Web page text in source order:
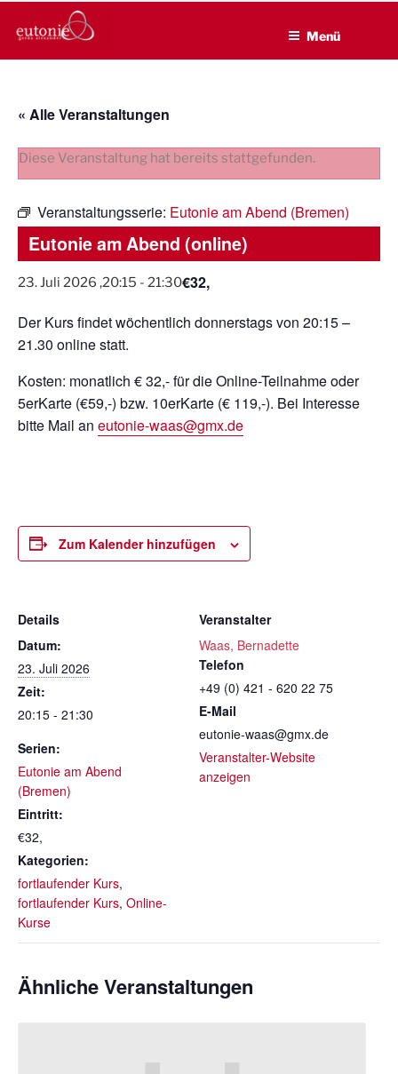
Inhalt
EUTONIE.DE
Lebensbalance durch körperliche Selbsterfahrung
Menü
« Alle Veranstaltungen
Diese Veranstaltung hat bereits stattgefunden.
Veranstaltungsserie: Eutonie am Abend (Bremen)
Eutonie am Abend (online)
23. Juli 2026 ,20:15 - 21:30€32,
Der Kurs findet wöchentlich donnerstags von 20:15 –
21.30 online statt.
Kosten: monatlich € 32,- für die Online-Teilnahme oder
5erKarte (€59,-) bzw. 10erKarte (€ 119,-). Bei Interesse
bitte Mail an eutonie-waas@gmx.de
Zum Kalender hinzufügen
Details
Datum:
23. Juli 2026
Zeit:
20:15 - 21:30
Serien:
Eutonie am Abend
(Bremen)
Eintritt:
€32,
Kategorien:
fortlaufender Kurs,
fortlaufender Kurs, Online-
Kurse
Veranstalter
Waas, Bernadette
Telefon
+49 (0) 421 - 620 22 75
E-Mail
eutonie-waas@gmx.de
Veranstalter-Website
anzeigen
Ähnliche Veranstaltungen